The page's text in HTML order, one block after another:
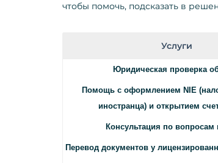
чтобы помочь, подсказать в
Услуги
Юридическая проверка
Помощь с оформлением NIE
иностранца) и открытием
Консультация по вопросам
Перевод документов у